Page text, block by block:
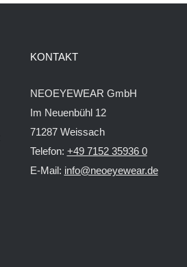
KONTAKT
NEOEYEWEAR GmbH
Im Neuenbühl 12
71287 Weissach
Telefon: +49 7152 35936 0
E-Mail: info@neoeyewear.de